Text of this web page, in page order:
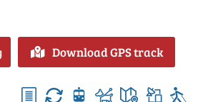
Download GPS track